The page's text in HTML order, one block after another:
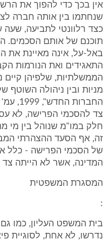
אין בכך כדי להפוך את
שנחתמו בין אותה חברה
כצד רלוונטי לתביעה,
תוכנם של אותם הסכמים.
באל-על, אינה מאיינת את
התאגידים ואת הנורמות
הממשלתיות, שלפיהן קיים
מניות ובין ניהולה
צד להסכמי הפרישה, לא
חלק במו"מ שנוהל בין מי
זה, אף הסעד ההצהרתי
של הסכמי הפרישה - כלל
המדינה, אשר לא הייתה
המסגרת המשפטית
:
בית המשפט העליון, כמו
נדרשו, לא אחת, לסוגיית